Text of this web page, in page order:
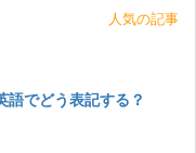
人気の記事